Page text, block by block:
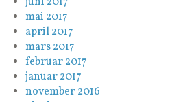
mai 2017
april 2017
mars 2017
februar 2017
januar 2017
november 2016